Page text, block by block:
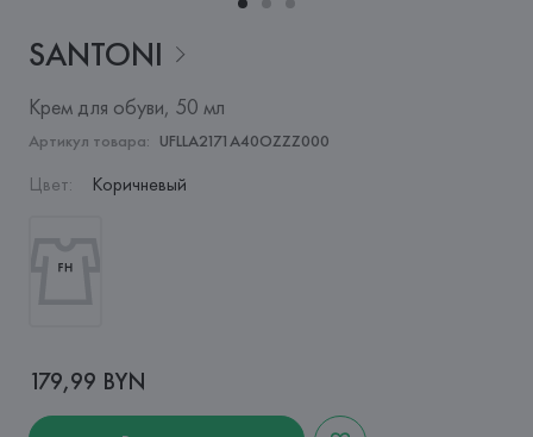
SANTONI
Крем для обуви, 50 мл
Артикул товара: UFLLA2171A40OZZZ000
Цвет: Коричневый
179,99 BYN